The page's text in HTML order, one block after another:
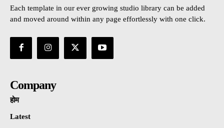
Each template in our ever growing studio library can be added
and moved around within any page effortlessly with one click.
Company
होम
Latest